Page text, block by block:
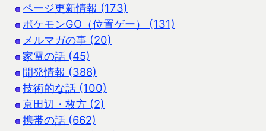
ページ更新情報 (173)
ポケモンGO（位置ゲー） (131)
メルマガの事 (20)
家電の話 (45)
開発情報 (388)
技術的な話 (100)
京田辺・枚方 (2)
携帯の話 (662)